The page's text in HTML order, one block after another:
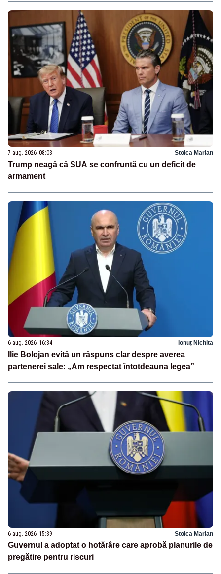
7 aug. 2026, 08:03 Stoica Marian
Trump neagă că SUA se confruntă cu un deficit de
armament
6 aug. 2026, 16:34 Ionuț Nichita
Ilie Bolojan evită un răspuns clar despre averea
partenerei sale: „Am respectat întotdeauna legea”
6 aug. 2026, 15:39 Stoica Marian
Guvernul a adoptat o hotărâre care aprobă planurile de
pregătire pentru riscuri